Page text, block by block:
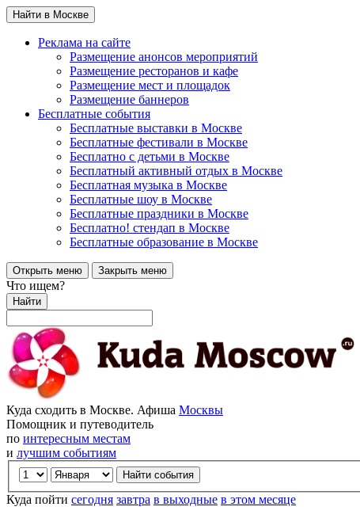
Найти в Москве
Реклама на сайте
Размещение анонсов мероприятий
Размещение ресторанов и кафе
Размещение мест и площадок
Размещение баннеров
Бесплатные события
Бесплатные выставки в Москве
Бесплатные фестивали в Москве
Бесплатно с детьми в Москве
Бесплатный активный отдых в Москве
Бесплатная музыка в Москве
Бесплатные шоу в Москве
Бесплатные праздники в Москве
Бесплатно! стендап в Москве
Бесплатные образование в Москве
Открыть меню Закрыть меню
Что ищем?
Найти
Куда сходить в Москве. Афиша Москвы
Помощник и путеводитель
по интересным местам
и лучшим событиям
Куда пойти сегодня завтра в выходные в этом месяце